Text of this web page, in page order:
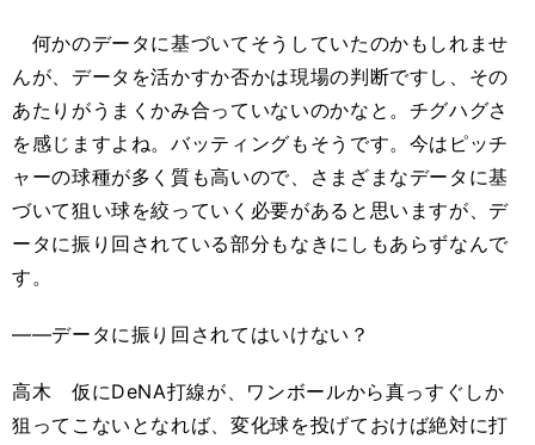
何かのデータに基づいてそうしていたのかもしれませ
んが、データを活かすか否かは現場の判断ですし、その
あたりがうまくかみ合っていないのかなと。チグハグさ
を感じますよね。バッティングもそうです。今はピッチ
ャーの球種が多く質も高いので、さまざまなデータに基
づいて狙い球を絞っていく必要があると思いますが、デ
ータに振り回されている部分もなきにしもあらずなんで
す。
――データに振り回されてはいけない？
高木 仮にDeNA打線が、ワンボールから真っすぐしか
狙ってこないとなれば、変化球を投げておけば絶対に打